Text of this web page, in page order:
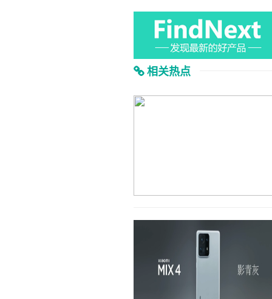
相关热点